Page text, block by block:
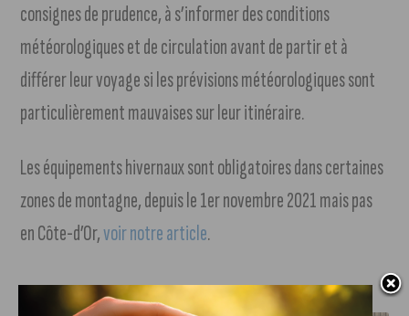
consignes de prudence, à s’informer des conditions
météorologiques et de circulation avant de partir et à
différer leur voyage si les prévisions météorologiques sont
particulièrement mauvaises sur leur itinéraire.
Les équipements hivernaux sont obligatoires dans certaines
zones de montagne, depuis le 1er novembre 2021 mais pas
en Côte-d’Or,voir notre article.
J'AIME LE DFCO